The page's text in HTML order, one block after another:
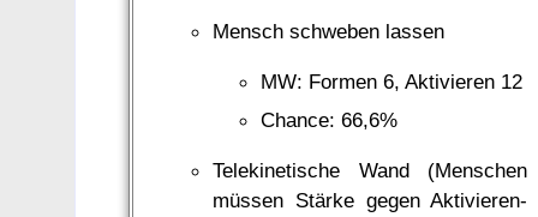
Mensch schweben lassen
MW: Formen 6, Aktivieren 12
Chance: 66,6%
Telekinetische Wand (Menschen
müssen Stärke gegen Aktivieren-